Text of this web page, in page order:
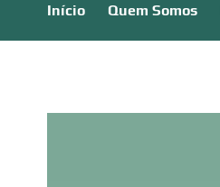
Início Quem Somos